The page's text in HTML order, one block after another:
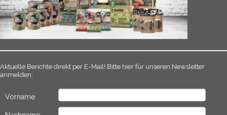
Aktuelle Berichte direkt per E-Mail! Bitte hier für unseren Newsletter
anmelden:
Vorname